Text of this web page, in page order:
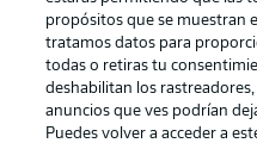
Publicidad
Gestionar las preferencias
Canales
propósitos que se muestran
tratamos datos para
todas o retiras tu
deshabilitan los
anuncios que ves podrían
Puedes volver a acceder a